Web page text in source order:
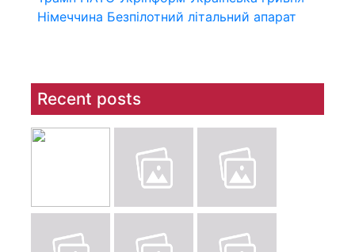
Німеччина Безпілотний літальний апарат
Recent posts